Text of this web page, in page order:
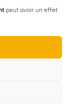
peut avoir un effet